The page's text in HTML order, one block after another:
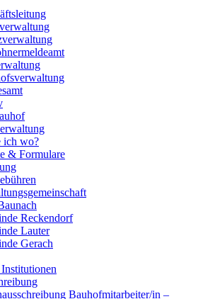
ich wo?
& Formulare
Reckendorf
Lauter
Gerach
Bauhofmitarbeiter/in –